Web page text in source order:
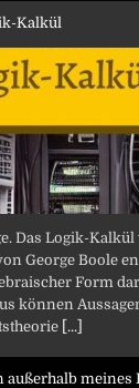
Kalkül
Das Logik-
George Boole
Form
können
[...]
außerhalb meines